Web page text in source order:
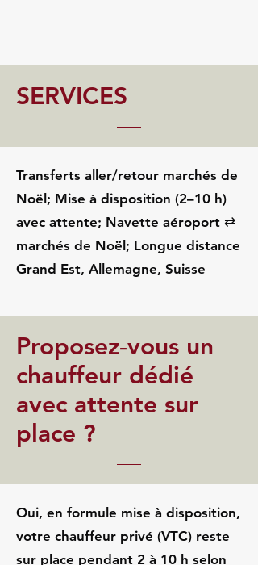
SERVICES
Transferts aller/retour marchés de
Noël; Mise à disposition (2–10 h)
avec attente; Navette aéroport ⇄
marchés de Noël; Longue distance
Grand Est, Allemagne, Suisse
Proposez‑vous un
chauffeur dédié
avec attente sur
place ?
Oui, en formule mise à disposition,
votre chauffeur privé (VTC) reste
sur place pendant 2 à 10 h selon